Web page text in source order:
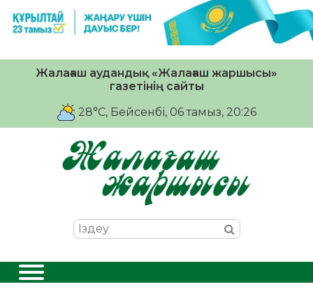
Жалағаш аудандық «Жалағаш жаршысы»
газетінің сайты
28°C, Бейсенбі, 06 тамыз, 20:26